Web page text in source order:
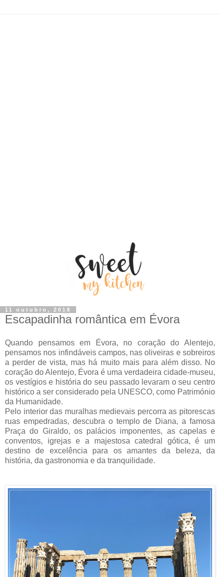
11 outubro, 2018
Escapadinha romântica em Évora
Quando pensamos em Évora, no coração do Alentejo,
pensamos nos infindáveis campos, nas oliveiras e sobreiros
a perder de vista, mas há muito mais para além disso. No
coração do Alentejo, Évora é uma verdadeira cidade-museu,
os vestígios e história do seu passado levaram o seu centro
histórico a ser considerado pela UNESCO, como Património
da Humanidade.
Pelo interior das muralhas medievais percorra as pitorescas
ruas empedradas, descubra o templo de Diana, a famosa
Praça do Giraldo, os palácios imponentes, as capelas e
conventos, igrejas e a majestosa catedral gótica, é um
destino de excelência para os amantes da beleza, da
história, da gastronomia e da tranquilidade.